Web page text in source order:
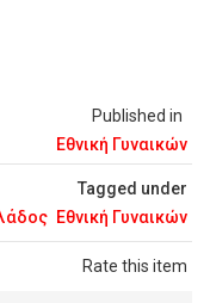
Published in
Εθνική Γυναικών
Tagged under
Εθνική Γυναικών
Rate this item